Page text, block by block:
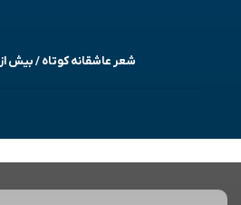
شعر عاشقانه کوتاه / بیش از ۷۰ شعر زیبا